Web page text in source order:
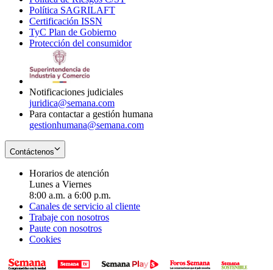
Política SAGRILAFT
new
window
Certificación ISSN
in
new
TyC Plan de Gobierno
in
Protección del consumidorOpens
Notificaciones judiciales
juridica@semana.com
Para contactar a gestión humana
gestionhumana@semana.com
Contáctenos
Horarios de atención
Lunes a Viernes
8:00 a.m. a 6:00 p.m.
Canales de servicio al cliente
Trabaje con nosotros
Paute con nosotros
Cookies